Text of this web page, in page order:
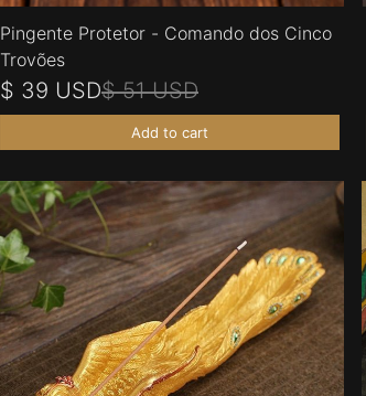
Pingente Protetor - Comando dos Cinco
Trovões
$ 39 USD$ 51 USD
Add to cart